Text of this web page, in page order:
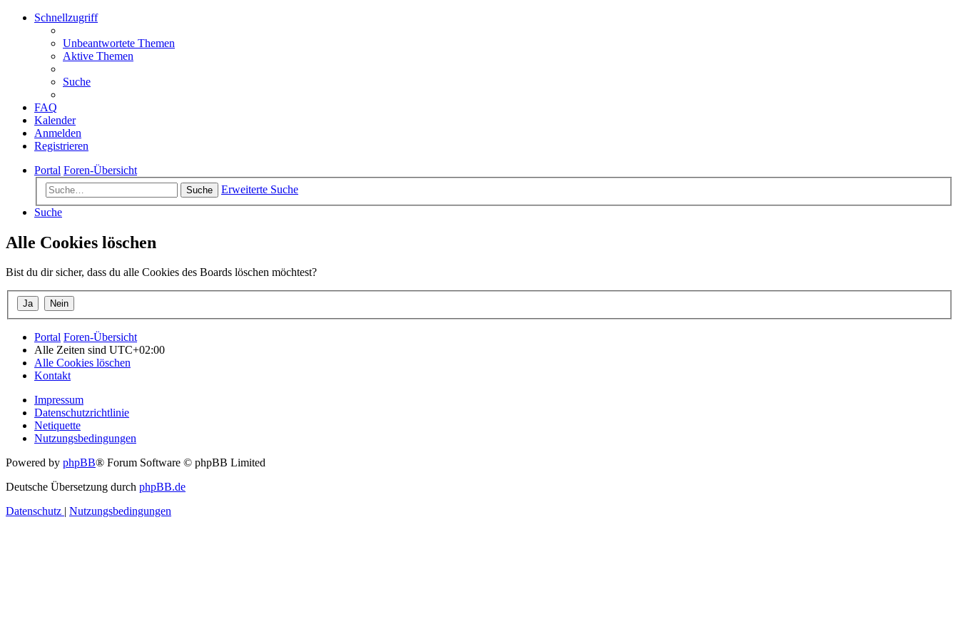
Schnellzugriff
Unbeantwortete Themen
Aktive Themen
Suche
FAQ
Kalender
Anmelden
Registrieren
Portal Foren-Übersicht
Suche
Erweiterte Suche
Suche
Alle Cookies löschen
Bist du dir sicher, dass du alle Cookies des Boards löschen möchtest?
Portal Foren-Übersicht
Alle Zeiten sind UTC+02:00
Alle Cookies löschen
Kontakt
Impressum
Datenschutzrichtlinie
Netiquette
Nutzungsbedingungen
Powered by phpBB® Forum Software © phpBB Limited
Deutsche Übersetzung durch phpBB.de
Datenschutz | Nutzungsbedingungen